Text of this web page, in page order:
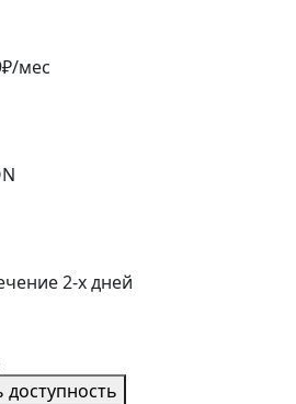
₽/мес
2-х дней
доступность